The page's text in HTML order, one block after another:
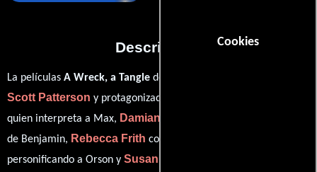
Cookies
Descripción
La películas A Wreck, a Tangle del año 2000, está dirigida por
Scott Patterson y protagonizada por
quien interpreta a Max, Damian Walshe-Howling
de Benjamin, Rebecca Frith como Rita,
personificando a Orson y Susan Prior